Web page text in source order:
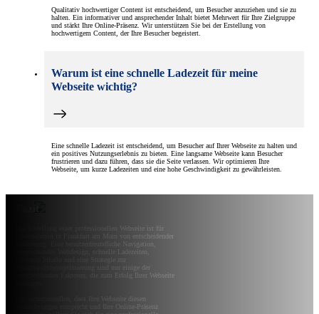
Qualitativ hochwertiger Content ist entscheidend, um Besucher anzuziehen und sie zu
halten. Ein informativer und ansprechender Inhalt bietet Mehrwert für Ihre Zielgruppe
und stärkt Ihre Online-Präsenz. Wir unterstützen Sie bei der Erstellung von
hochwertigem Content, der Ihre Besucher begeistert.
Warum ist eine schnelle Ladezeit für meine
Webseite wichtig?
Eine schnelle Ladezeit ist entscheidend, um Besucher auf Ihrer Webseite zu halten und
ein positives Nutzungserlebnis zu bieten. Eine langsame Webseite kann Besucher
frustrieren und dazu führen, dass sie die Seite verlassen. Wir optimieren Ihre
Webseite, um kurze Ladezeiten und eine hohe Geschwindigkeit zu gewährleisten.
Die Erstellung einer professionellen Webseite ist für
Unternehmen in Frankfurt am Main von entscheidender
Bedeutung. Eine benutzerfreundliche Navigation,
ansprechendes Webdesign, schnelle Ladezeiten,
Suchmaschinenoptimierung sind nur einige der
entscheidenden Faktoren, die zum Erfolg Ihrer Webseite
Um sicherzustellen, dass Ihre Webseite diesen
Anforderungen entspricht und Ihre Online-Präsenz